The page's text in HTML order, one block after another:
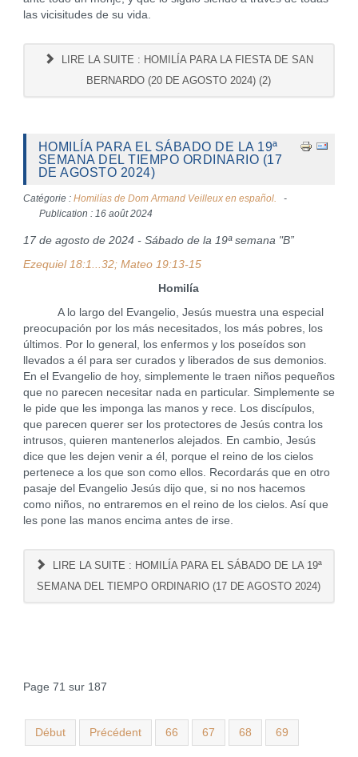
las vicisitudes de su vida.
LIRE LA SUITE : HOMILÍA PARA LA FIESTA DE SAN
BERNARDO (20 DE AGOSTO 2024) (2)
HOMILÍA PARA EL SÁBADO DE LA 19ª
SEMANA DEL TIEMPO ORDINARIO (17
DE AGOSTO 2024)
Catégorie : Homilías de Dom Armand Veilleux en español.
Publication : 16 août 2024
17 de agosto de 2024 - Sábado de la 19ª semana "B”
Ezequiel 18:1...32; Mateo 19:13-15
Homilía
A lo largo del Evangelio, Jesús muestra una especial
preocupación por los más necesitados, los más pobres, los
últimos. Por lo general, los enfermos y los poseídos son
llevados a él para ser curados y liberados de sus demonios.
En el Evangelio de hoy, simplemente le traen niños pequeños
que no parecen necesitar nada en particular. Simplemente se
le pide que les imponga las manos y rece. Los discípulos,
que parecen querer ser los protectores de Jesús contra los
intrusos, quieren mantenerlos alejados. En cambio, Jesús
dice que les dejen venir a él, porque el reino de los cielos
pertenece a los que son como ellos. Recordarás que en otro
pasaje del Evangelio Jesús dijo que, si no nos hacemos
como niños, no entraremos en el reino de los cielos. Así que
les pone las manos encima antes de irse.
LIRE LA SUITE : HOMILÍA PARA EL SÁBADO DE LA 19ª
SEMANA DEL TIEMPO ORDINARIO (17 DE AGOSTO 2024)
Page 71 sur 187
Début Précédent 66 67 68 69